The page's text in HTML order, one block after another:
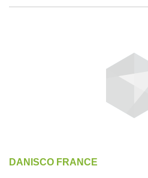
DANISCO FRANCE